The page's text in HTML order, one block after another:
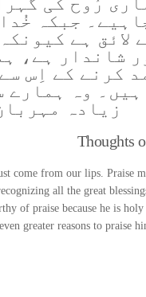
جبکہ
لائق ہے
شاندار ہے،
کرنے کے اِس
ہیں۔ وہ ہمارے
زیادہ
Thoughts
come from our lips. Praise
all the great
of praise because he is holy
greater reasons to praise